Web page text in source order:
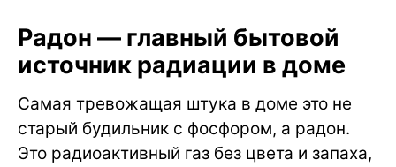
Радон — главный бытовой
источник радиации в доме
Самая тревожащая штука в доме это не
старый будильник с фосфором, а радон.
Это радиоактивный газ без цвета и запаха,